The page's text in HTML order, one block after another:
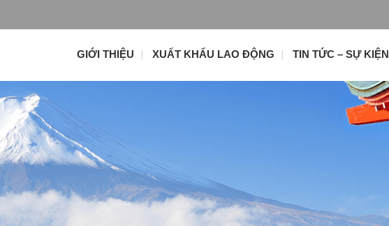
GIỚI THIỆU XUẤT KHẨU LAO ĐỘNG TIN TỨC – SỰ KIỆN